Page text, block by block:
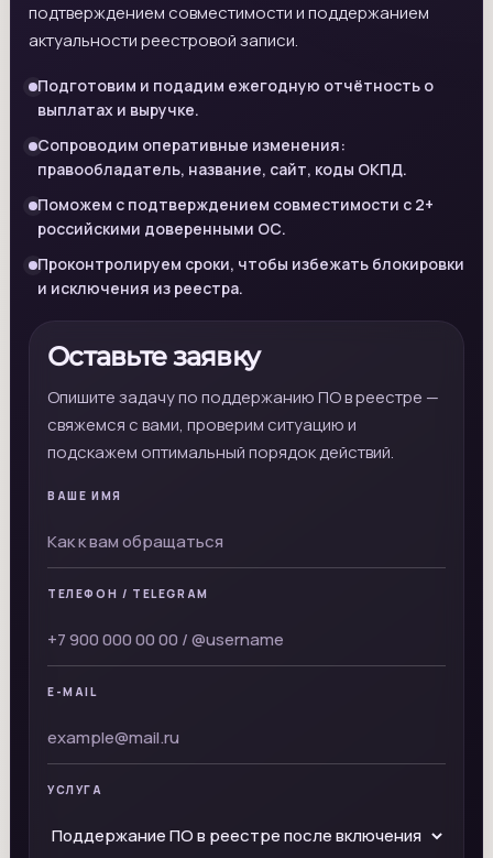
подтверждением совместимости и поддержанием
актуальности реестровой записи.
Подготовим и подадим ежегодную отчётность о
выплатах и выручке.
Сопроводим оперативные изменения:
правообладатель, название, сайт, коды ОКПД.
Поможем с подтверждением совместимости с 2+
российскими доверенными ОС.
Проконтролируем сроки, чтобы избежать блокировки
и исключения из реестра.
Оставьте заявку
Опишите задачу по поддержанию ПО в реестре —
свяжемся с вами, проверим ситуацию и
подскажем оптимальный порядок действий.
ВАШЕ ИМЯ
ТЕЛЕФОН / TELEGRAM
E-MAIL
УСЛУГА